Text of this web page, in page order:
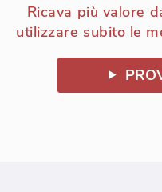
Ricava più valore
utilizzare subito le